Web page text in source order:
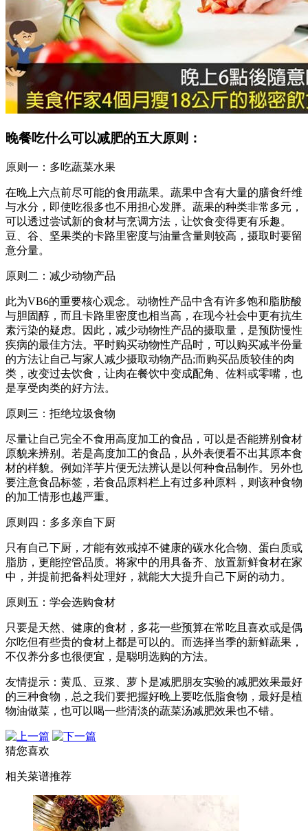
晚餐吃什么可以减肥的五大原则：
原则一：多吃蔬菜水果
在晚上六点前尽可能的食用蔬果。蔬果中含有大量的膳食纤维
与水分，即使吃很多也不用担心发胖。蔬果的种类非常多元，
可以透过尝试新的食材与烹调方法，让饮食变得更有乐趣。
豆、谷、坚果类的卡路里密度与油量含量则较高，摄取时要留
意分量。
原则二：减少动物产品
此为VB6的重要核心观念。动物性产品中含有许多饱和脂肪酸
与胆固醇，而且卡路里密度也相当高，在现今社会中更有抗生
素污染的疑虑。因此，减少动物性产品的摄取量，是预防慢性
疾病的最佳方法。平时购买动物性产品时，可以购买减半份量
的方法让自己与家人减少摄取动物产品;而购买品质较佳的肉
类，改变过去饮食，让肉在餐饮中变成配角、佐料或零嘴，也
是享受肉类的好方法。
原则三：拒绝垃圾食物
尽量让自己完全不食用高度加工的食品，可以是否能辨别食材
原貌来辨别。若是高度加工的食品，从外表便看不出其原本食
材的样貌。例如洋芋片便无法辨认是以何种食品制作。另外也
要注意食品标签，若食品原料栏上有过多种原料，则该种食物
的加工情形也越严重。
原则四：多多亲自下厨
只有自己下厨，才能有效戒掉不健康的碳水化合物、蛋白质或
脂肪，更能控管品质。将家中的用具备齐、放置新鲜食材在家
中，并提前把备料处理好，就能大大提升自己下厨的动力。
原则五：学会选购食材
只要是天然、健康的食材，多花一些预算在常吃且喜欢或是偶
尔吃但有些贵的食材上都是可以的。而选择当季的新鲜蔬果，
不仅养分多也很便宜，是聪明选购的方法。
友情提示：黄瓜、豆浆、萝卜是减肥朋友实验的减肥效果最好
的三种食物，总之我们要把握好晚上要吃低脂食物，最好是植
物油做菜，也可以喝一些清淡的蔬菜汤减肥效果也不错。
猜您喜欢
相关菜谱推荐